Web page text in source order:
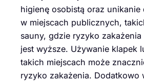
higienę osobistą oraz unikanie
w miejscach publicznych,
sauny, gdzie ryzyko zakażenia
jest wyższe. Używanie klapek
takich miejscach może
ryzyko zakażenia. Dodatkowo